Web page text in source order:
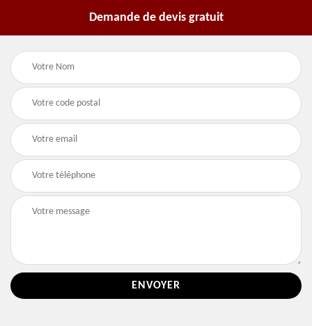
Demande de devis gratuit